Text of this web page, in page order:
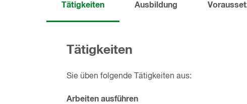
Tätigkeiten Ausbildung
Tätigkeiten
Sie üben folgende Tätigkeiten aus:
Arbeiten ausführen